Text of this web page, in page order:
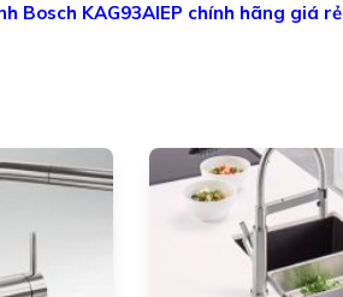
Bosch KAG93AIEP chính hãng giá rẻ